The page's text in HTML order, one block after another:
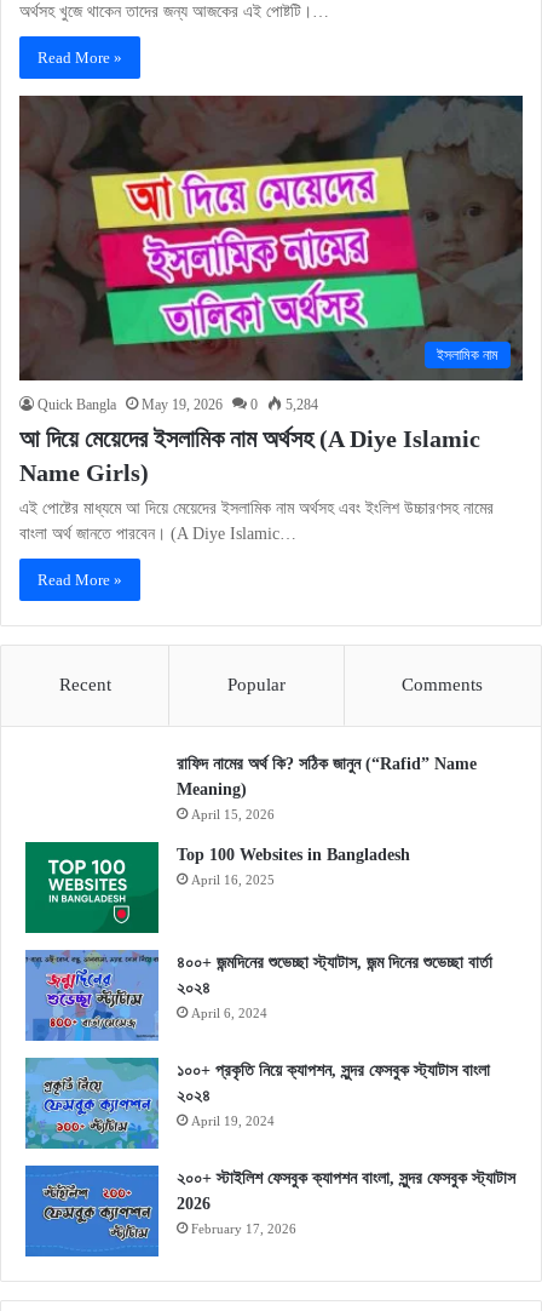
অর্থসহ খুজে থাকেন তাদের জন্য আজকের এই পোষ্টটি।…
Read More »
ইসলামিক নাম
Quick Bangla May 19, 2026 0 5,284
আ দিয়ে মেয়েদের ইসলামিক নাম অর্থসহ (A Diye Islamic
Name Girls)
এই পোষ্টের মাধ্যমে আ দিয়ে মেয়েদের ইসলামিক নাম অর্থসহ এবং ইংলিশ উচ্চারণসহ নামের
বাংলা অর্থ জানতে পারবেন। (A Diye Islamic…
Read More »
Recent Popular Comments
রাফিদ নামের অর্থ কি? সঠিক জানুন (“Rafid” Name
Meaning)
April 15, 2026
Top 100 Websites in Bangladesh
April 16, 2025
৪০০+ জন্মদিনের শুভেচ্ছা স্ট্যাটাস, জন্ম দিনের শুভেচ্ছা বার্তা
২০২৪
April 6, 2024
১০০+ প্রকৃতি নিয়ে ক্যাপশন, সুন্দর ফেসবুক স্ট্যাটাস বাংলা
২০২৪
April 19, 2024
২০০+ স্টাইলিশ ফেসবুক ক্যাপশন বাংলা, সুন্দর ফেসবুক স্ট্যাটাস
2026
February 17, 2026